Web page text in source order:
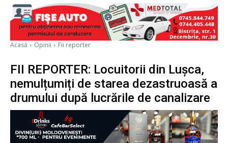
Acasă Opinii Fii reporter
FII REPORTER: Locuitorii din Lușca,
nemulțumiți de starea dezastruoasă a
drumului după lucrările de canalizare